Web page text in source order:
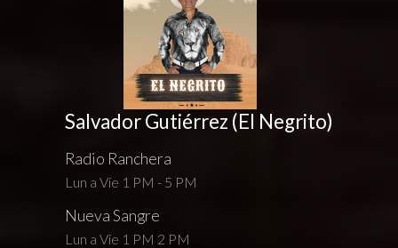
Salvador Gutiérrez (El Negrito)
Radio Ranchera
Lun a Vie 1 PM - 5 PM
Nueva Sangre
Lun a Vie 1 PM 2 PM